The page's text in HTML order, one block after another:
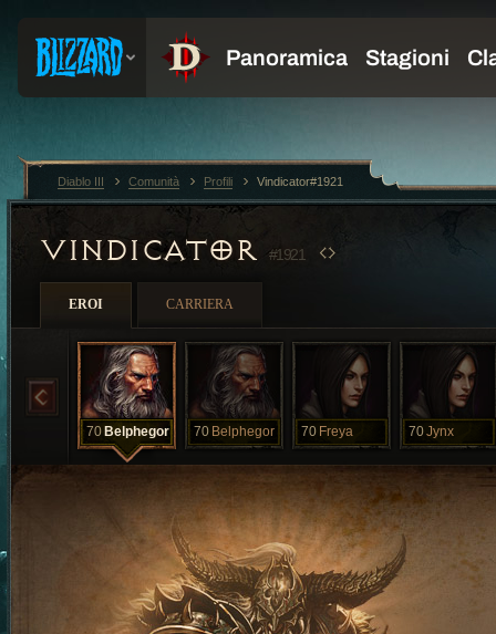
VINDICATOR #1921
EROI CARRIERA
70 Belphegor 70 Belphegor 70 Freya 70Jynx
Diablo III Comunità Profili Vindicator#1921